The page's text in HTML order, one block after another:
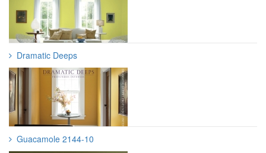
Dramatic Deeps
Guacamole 2144-10